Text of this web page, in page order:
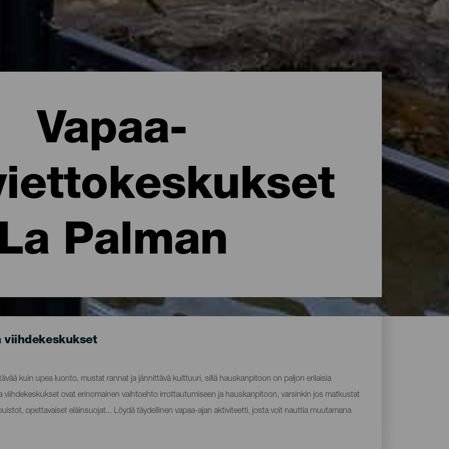
Vapaa-
Palman
viihdekeskukset
kuin upea luonto, mustat rannat ja jännittävä kulttuuri, sillä hauskanpitoon on paljon erilaisia
viihdekeskukset ovat erinomainen vaihtoehto irrottautumiseen ja hauskanpitoon, varsinkin jos matkustat
opettavaiset eläinsuojat... Löydä täydellinen vapaa-ajan aktiviteetti, josta voit nauttia muutamana